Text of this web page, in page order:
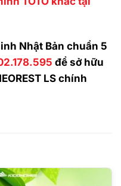
Nhật Bản chuẩn 5
để sở hữu
LS chính